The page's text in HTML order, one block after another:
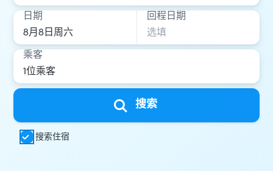
日期 回程日期
乘客
搜索
搜索住宿